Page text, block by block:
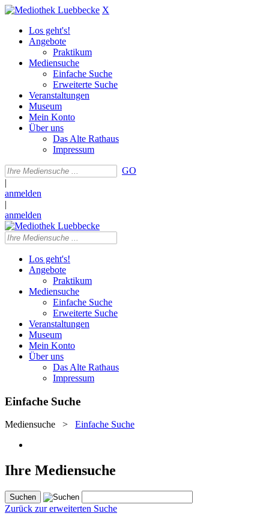
X
Los geht's!
Angebote
Praktikum
Mediensuche
Einfache Suche
Erweiterte Suche
Veranstaltungen
Museum
Mein Konto
Über uns
Das Alte Rathaus
Impressum
GO
|
anmelden
|
anmelden
Los geht's!
Angebote
Praktikum
Mediensuche
Einfache Suche
Erweiterte Suche
Veranstaltungen
Museum
Mein Konto
Über uns
Das Alte Rathaus
Impressum
Einfache Suche
Mediensuche > Einfache Suche
Ihre Mediensuche
Zurück zur erweiterten Suche